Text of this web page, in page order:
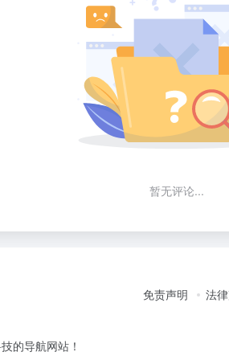
暂无评论...
的导航网站！
免责声明 法